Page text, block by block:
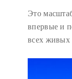
Это
впервые и
всех живых